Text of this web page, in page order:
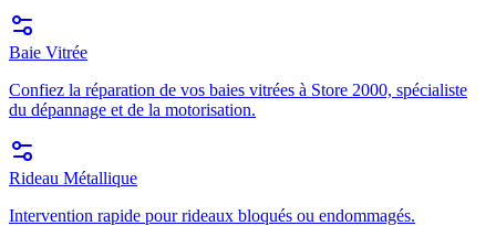
Baie Vitrée
Confiez la réparation de vos baies vitrées à Store 2000, spécialiste
du dépannage et de la motorisation.
Rideau Métallique
Intervention rapide pour rideaux bloqués ou endommagés.